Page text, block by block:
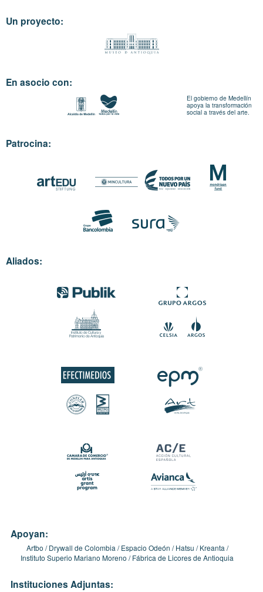
Un proyecto:
En asocio con:
El gobierno de Medellín
apoya la transformación
social a través del arte.
Patrocina:
Aliados:
Apoyan:
Artbo Drywall de Colombia Espacio Odeón Hatsu
Kreanta
Instituto Superio Mariano Moreno
Fábrica de Licores de Antioquia
Instituciones Adjuntas: